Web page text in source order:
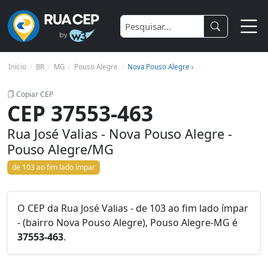
Início BR MG Pouso Alegre Nova Pouso Alegre ›
Copiar CEP
CEP 37553-463
Rua José Valias - Nova Pouso Alegre -
Pouso Alegre/MG
de 103 ao fim lado ímpar
O CEP da Rua José Valias - de 103 ao fim lado ímpar
- (bairro Nova Pouso Alegre), Pouso Alegre-MG é
37553-463.